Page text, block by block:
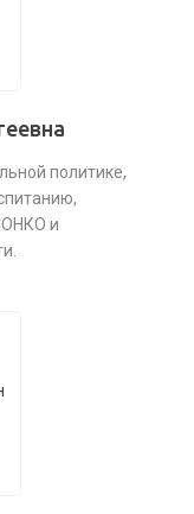
политике,
и